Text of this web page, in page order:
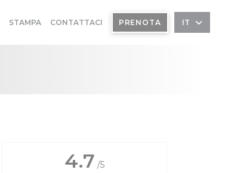
STAMPA CONTATTACI PRENOTA IT
4.7 /5